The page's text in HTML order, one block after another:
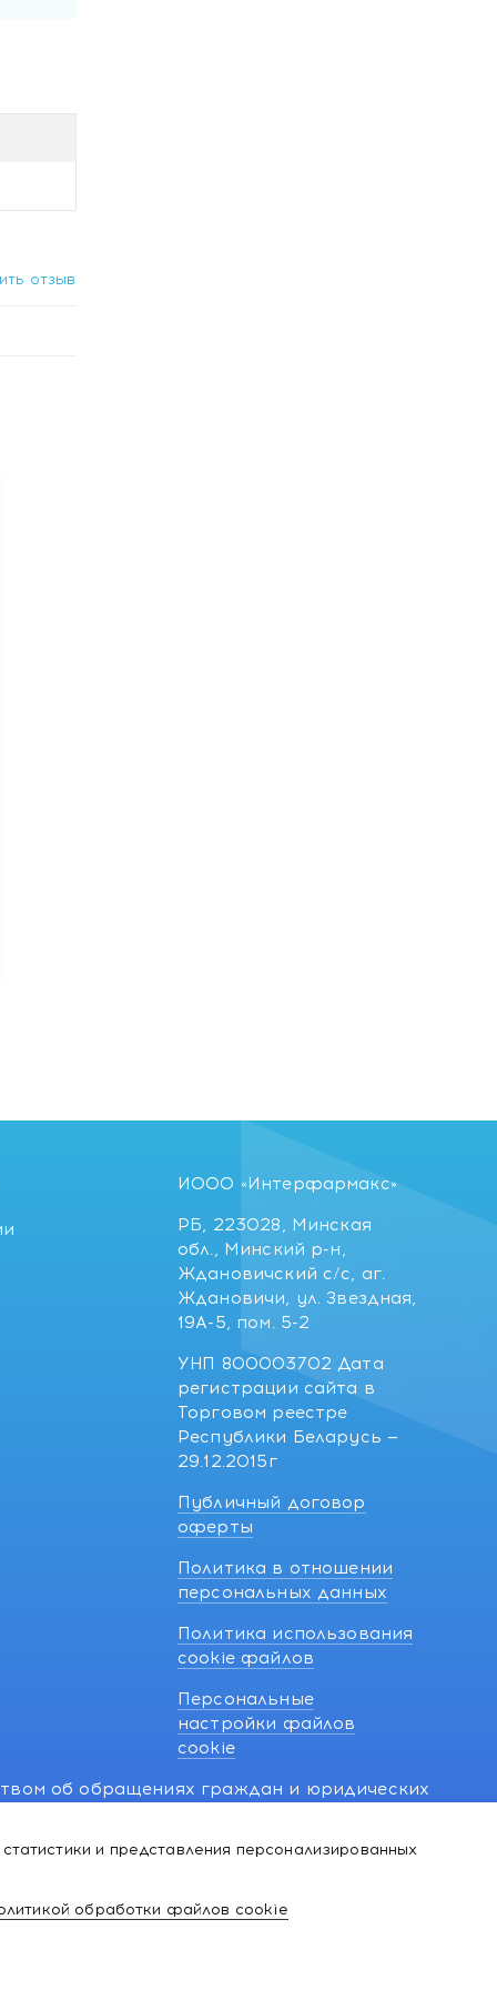
отзыв
и представления персонализированных
обработки файлов cookie
ИООО «Интерфармакс»
РБ, 223028, Минская
обл., Минский р-н,
Ждановичский с/с, аг.
Ждановичи, ул. Звездная,
19А-5, пом. 5-2
УНП 800003702 Дата
регистрации сайта в
Торговом реестре
Республики Беларусь —
29.12.2015г
Публичный договор
оферты
Политика в отношении
персональных данных
Политика использования
cookie файлов
Персональные
настройки файлов
cookie
об обращениях граждан и юридических
о нарушении их прав, предусмотренных